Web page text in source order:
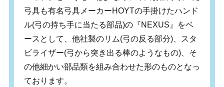
弓具も有名弓具メーカーHOYTの手掛けたハンド
ル(弓の持ち手に当たる部品)の『NEXUS』をベ
ースとして、他社製のリム(弓の反る部分)、スタ
ビライザー(弓から突き出る棒のようなもの)、そ
の他細かい部品類を組み合わせた形のものとなっ
ております。